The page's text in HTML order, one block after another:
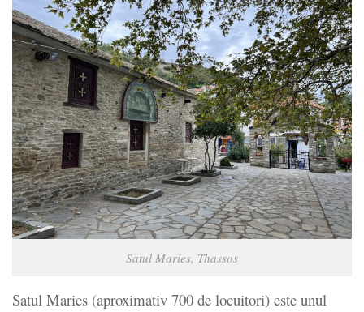
Satul Maries, Thassos
Satul Maries (aproximativ 700 de locuitori) este unul